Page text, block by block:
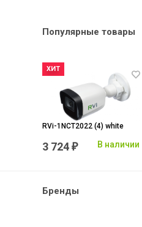
Популярные товары
RVi-1NCT2022 (4) white
3 724 ₽ В наличии
Бренды